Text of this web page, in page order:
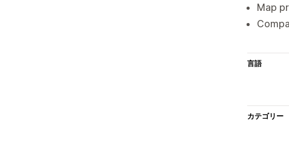
Map
言語
カテゴリー